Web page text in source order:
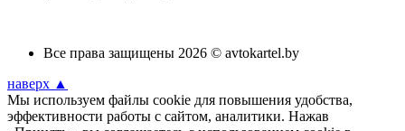
Все права защищены 2026 © avtokartel.by
наверх ▲
Мы используем файлы cookie для повышения удобства,
эффективности работы с сайтом, аналитики. Нажав